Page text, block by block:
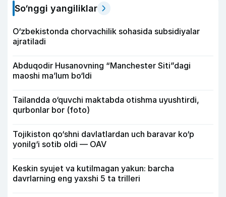
So‘nggi yangiliklar
O‘zbekistonda chorvachilik sohasida subsidiyalar
ajratiladi
Abduqodir Husanovning “Manchester Siti”dagi
maoshi ma’lum bo‘ldi
Tailandda o‘quvchi maktabda otishma uyushtirdi,
qurbonlar bor (foto)
Tojikiston qo‘shni davlatlardan uch baravar ko‘p
yonilg‘i sotib oldi — OAV
Keskin syujet va kutilmagan yakun: barcha
davrlarning eng yaxshi 5 ta trilleri